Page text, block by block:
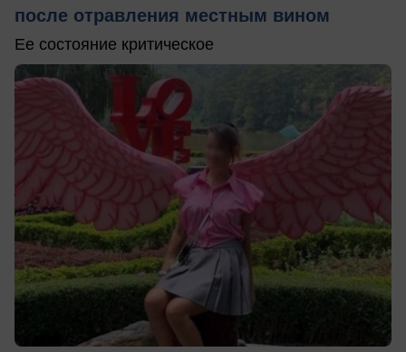
после отравления местным вином
Ее состояние критическое